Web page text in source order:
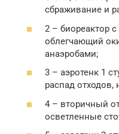
сбраживание и
2 – биореактор
облегчающий
анаэробами;
3 – аэротенк 1
распад
4 – вторичный
осветленные